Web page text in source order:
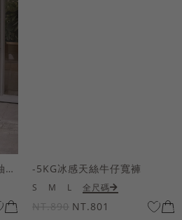
小隻女限定-柔美挖肩荷葉袖魚尾長洋裝 -5KG冰感天絲牛仔寬褲
S M L 全尺碼
NT.890 NT.801